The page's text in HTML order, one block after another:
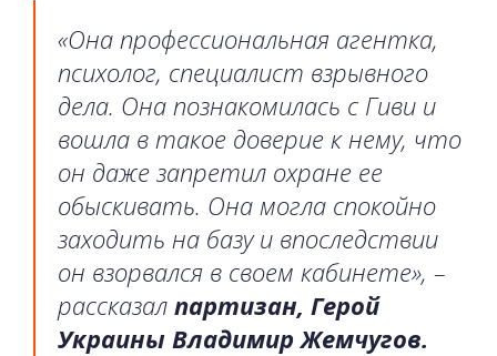
«Она профессиональная агентка,
психолог, специалист взрывного
дела. Она познакомилась с Гиви и
вошла в такое доверие к нему, что
он даже запретил охране ее
обыскивать. Она могла спокойно
заходить на базу и впоследствии
он взорвался в своем кабинете», –
рассказал партизан, Герой
Украины Владимир Жемчугов.